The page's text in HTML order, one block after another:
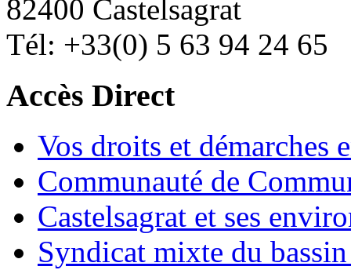
82400 Castelsagrat
Tél: +33(0) 5 63 94 24 65
Accès Direct
Vos droits et démarches
Communauté de
Castelsagrat et ses
Syndicat mixte du